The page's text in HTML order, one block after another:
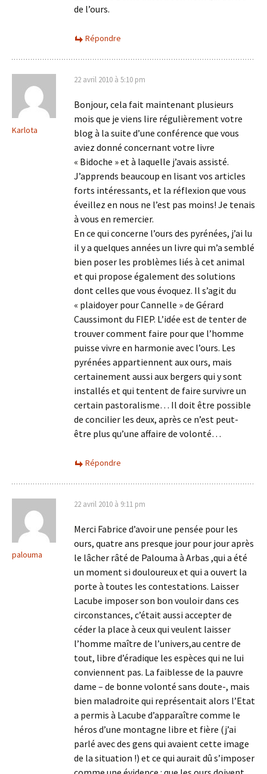
de l’ours.
Répondre
Karlota
22 avril 2010 à 5:10 pm
Bonjour, cela fait maintenant plusieurs
mois que je viens lire régulièrement votre
blog à la suite d’une conférence que vous
aviez donné concernant votre livre
« Bidoche » et à laquelle j’avais assisté.
J’apprends beaucoup en lisant vos articles
forts intéressants, et la réflexion que vous
éveillez en nous ne l’est pas moins! Je tenais
à vous en remercier.
En ce qui concerne l’ours des pyrénées, j’ai lu
il y a quelques années un livre qui m’a semblé
bien poser les problèmes liés à cet animal
et qui propose également des solutions
dont celles que vous évoquez. Il s’agit du
« plaidoyer pour Cannelle » de Gérard
Caussimont du FIEP. L’idée est de tenter de
trouver comment faire pour que l’homme
puisse vivre en harmonie avec l’ours. Les
pyrénées appartiennent aux ours, mais
certainement aussi aux bergers qui y sont
installés et qui tentent de faire survivre un
certain pastoralisme… Il doit être possible
de concilier les deux, après ce n’est peut-
être plus qu’une affaire de volonté…
Répondre
palouma
22 avril 2010 à 9:11 pm
Merci Fabrice d’avoir une pensée pour les
ours, quatre ans presque jour pour jour après
le lâcher râté de Palouma à Arbas ,qui a été
un moment si douloureux et qui a ouvert la
porte à toutes les contestations. Laisser
Lacube imposer son bon vouloir dans ces
circonstances, c’était aussi accepter de
céder la place à ceux qui veulent laisser
l’homme maître de l’univers,au centre de
tout, libre d’éradique les espèces qui ne lui
conviennent pas. La faiblesse de la pauvre
dame – de bonne volonté sans doute-, mais
bien maladroite qui représentait alors l’Etat
a permis à Lacube d’apparaître comme le
héros d’une montagne libre et fière (j’ai
parlé avec des gens qui avaient cette image
de la situation !) et ce qui aurait dû s’imposer